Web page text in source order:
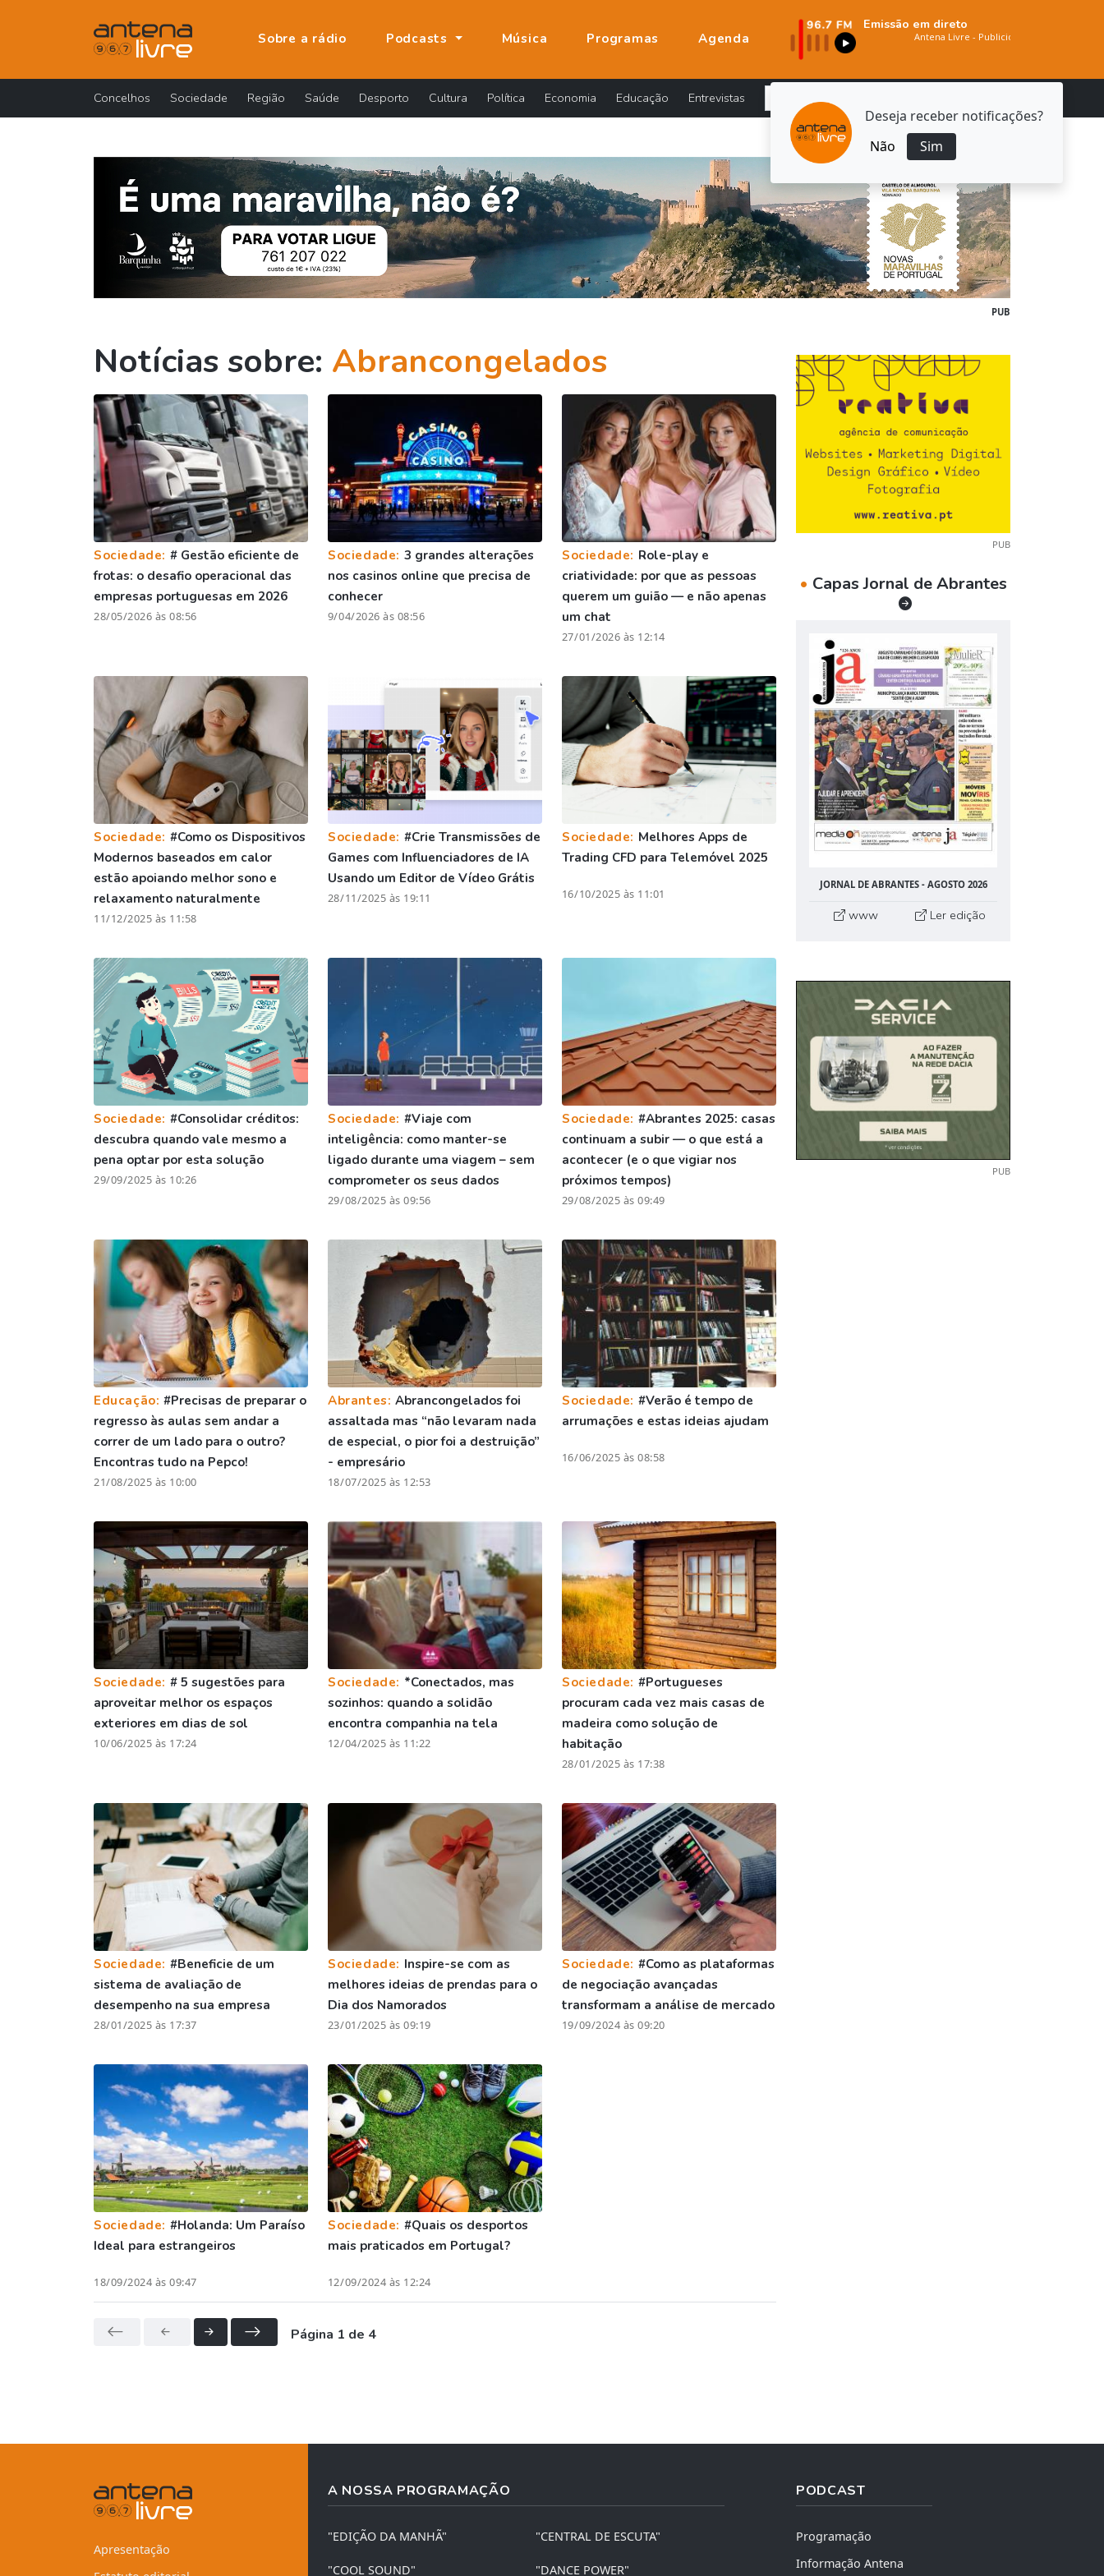
Deseja receber notificações?
Não
Sim
Sobre a rádio Podcasts Música Programas Agenda
Emissão em direto
Concelhos Sociedade Região Saúde Desporto Cultura Política Economia Educação Entrevistas
PUB
Notícias sobre: Abrancongelados
Sociedade: # Gestão eficiente de
frotas: o desafio operacional das
empresas portuguesas em 2026
28/05/2026 às 08:56
Sociedade: 3 grandes alterações
nos casinos online que precisa de
conhecer
9/04/2026 às 08:56
Sociedade: Role-play e
criatividade: por que as pessoas
querem um guião — e não apenas
um chat
27/01/2026 às 12:14
Sociedade: #Como os Dispositivos
Modernos baseados em calor
estão apoiando melhor sono e
relaxamento naturalmente
11/12/2025 às 11:58
Sociedade: #Crie Transmissões de
Games com Influenciadores de IA
Usando um Editor de Vídeo Grátis
28/11/2025 às 19:11
Sociedade: Melhores Apps de
Trading CFD para Telemóvel 2025
16/10/2025 às 11:01
Sociedade: #Consolidar créditos:
descubra quando vale mesmo a
pena optar por esta solução
29/09/2025 às 10:26
Sociedade: #Viaje com
inteligência: como manter-se
ligado durante uma viagem – sem
comprometer os seus dados
29/08/2025 às 09:56
Sociedade: #Abrantes 2025: casas
continuam a subir — o que está a
acontecer (e o que vigiar nos
próximos tempos)
29/08/2025 às 09:49
Educação:#Precisas de preparar o
regresso às aulas sem andar a
correr de um lado para o outro?
Encontras tudo na Pepco!
21/08/2025 às 10:00
Abrantes:Abrancongelados foi
assaltada mas “não levaram nada
de especial, o pior foi a destruição”
- empresário
18/07/2025 às 12:53
Sociedade: #Verão é tempo de
arrumações e estas ideias ajudam
16/06/2025 às 08:58
Sociedade: # 5 sugestões para
aproveitar melhor os espaços
exteriores em dias de sol
10/06/2025 às 17:24
Sociedade: *Conectados, mas
sozinhos: quando a solidão
encontra companhia na tela
12/04/2025 às 11:22
Sociedade: #Portugueses
procuram cada vez mais casas de
madeira como solução de
habitação
28/01/2025 às 17:38
Sociedade: #Beneficie de um
sistema de avaliação de
desempenho na sua empresa
28/01/2025 às 17:37
Sociedade: Inspire-se com as
melhores ideias de prendas para o
Dia dos Namorados
23/01/2025 às 09:19
Sociedade: #Como as plataformas
de negociação avançadas
transformam a análise de mercado
19/09/2024 às 09:20
Sociedade: #Holanda: Um Paraíso
Ideal para estrangeiros
18/09/2024 às 09:47
Sociedade: #Quais os desportos
mais praticados em Portugal?
12/09/2024 às 12:24
Página 1 de 4
PUB
• Capas Jornal de Abrantes
JORNAL DE ABRANTES - AGOSTO 2026
www Ler edição
PUB
Apresentação
A NOSSA PROGRAMAÇÃO
"EDIÇÃO DA MANHÃ" "CENTRAL DE ESCUTA"
"COOL SOUND" "DANCE POWER"
PODCAST
Programação
Informação Antena